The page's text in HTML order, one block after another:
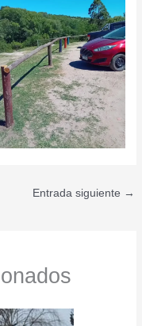
Entrada siguiente →